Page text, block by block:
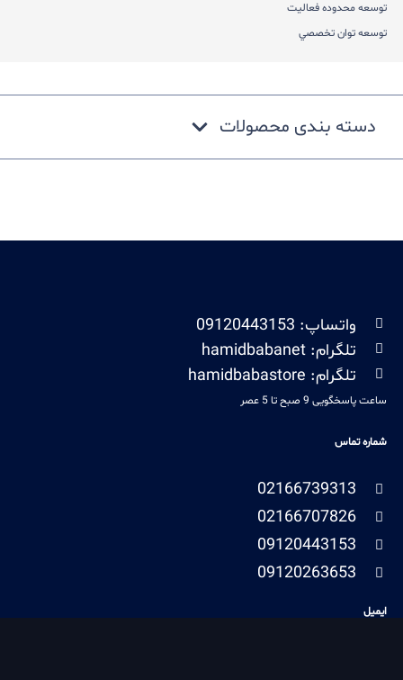
توسعه محدوده فعاليت
توسعه توان تخصصي
دسته بندی محصولات
واتساپ: 09120443153
تلگرام: hamidbabanet
تلگرام: hamidbabastore
ساعت پاسخگویی 9 صبح تا 5 عصر
شماره تماس
02166739313
02166707826
09120443153
09120263653
ایمیل